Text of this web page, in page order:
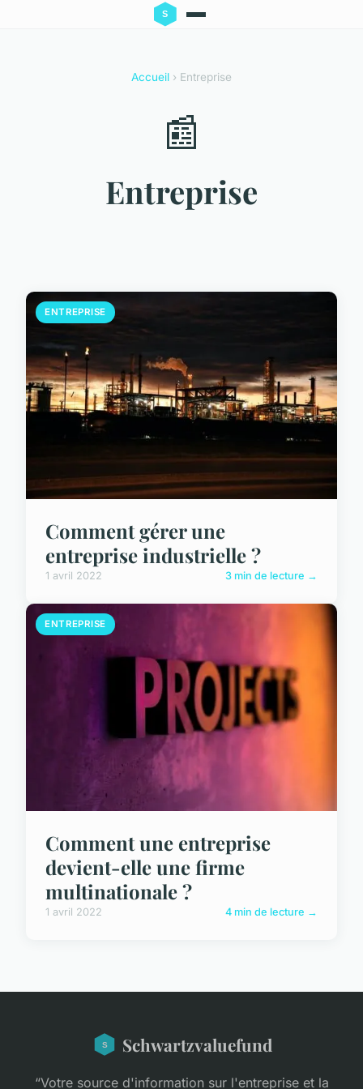
Accueil › Entreprise
📰
Entreprise
ENTREPRISE
Comment gérer une
entreprise industrielle ?
1 avril 2022 3 min de lecture →
ENTREPRISE
Comment une entreprise
devient-elle une firme
multinationale ?
1 avril 2022 4 min de lecture →
Schwartzvaluefund
“Votre source d'information sur l'entreprise et la